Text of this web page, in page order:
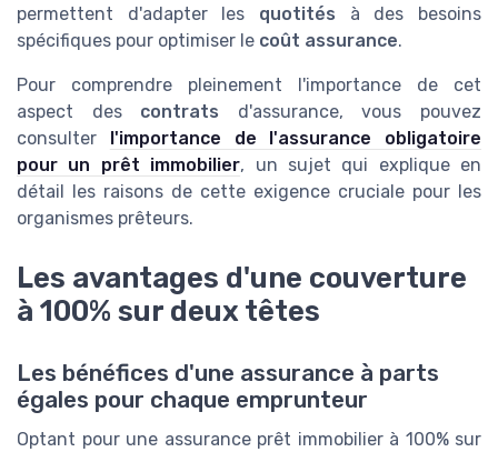
permettent d'adapter les quotités à des besoins
spécifiques pour optimiser le coût assurance.
Pour comprendre pleinement l'importance de cet
aspect des contrats d'assurance, vous pouvez
consulter l'importance de l'assurance obligatoire
pour un prêt immobilier, un sujet qui explique en
détail les raisons de cette exigence cruciale pour les
organismes prêteurs.
Les avantages d'une couverture
à 100% sur deux têtes
Les bénéfices d'une assurance à parts
égales pour chaque emprunteur
Optant pour une assurance prêt immobilier à 100% sur